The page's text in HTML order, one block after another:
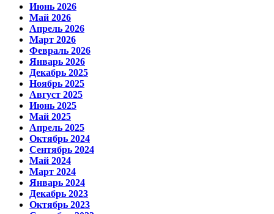
Июнь 2026
Май 2026
Апрель 2026
Март 2026
Февраль 2026
Январь 2026
Декабрь 2025
Ноябрь 2025
Август 2025
Июнь 2025
Май 2025
Апрель 2025
Октябрь 2024
Сентябрь 2024
Май 2024
Март 2024
Январь 2024
Декабрь 2023
Октябрь 2023